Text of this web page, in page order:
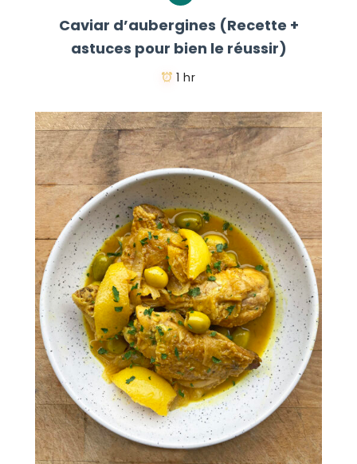
Caviar d’aubergines (Recette +
astuces pour bien le réussir)
1 hr